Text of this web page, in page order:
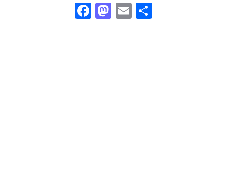
Facebook
Mastodon
Email